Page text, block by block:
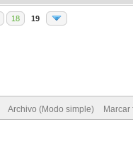
18 19
Archivo (Modo simple) Marcar